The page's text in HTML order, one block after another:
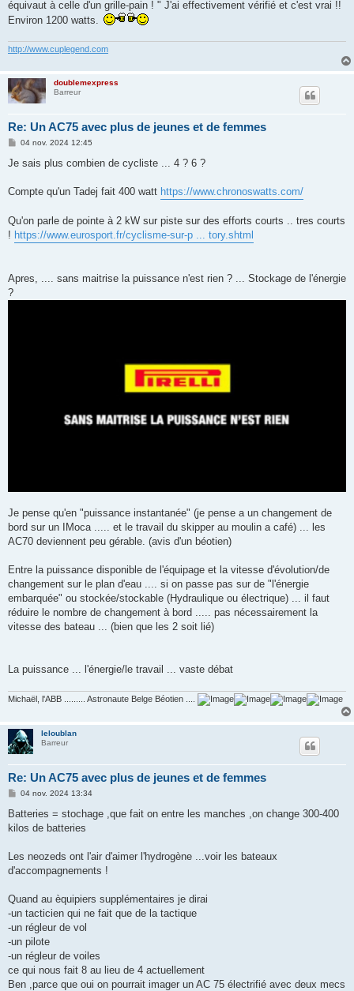
équivaut à celle d'un grille-pain ! " J'ai effectivement vérifié et c'est vrai !!
Environ 1200 watts.
http://www.cuplegend.com
doublemexpress
Barreur
Re: Un AC75 avec plus de jeunes et de femmes
M
s
g
04 nov. 2024 12:45
Je sais plus combien de cycliste ... 4 ? 6 ?
Compte qu'un Tadej fait 400 watt https://www.chronoswatts.com/
Qu'on parle de pointe à 2 kW sur piste sur des efforts courts .. tres courts
! https://www.eurosport.fr/cyclisme-sur-p ... tory.shtml
Apres, .... sans maitrise la puissance n'est rien ? ... Stockage de l'énergie
?
Je pense qu'en "puissance instantanée" (je pense a un changement de
bord sur un IMoca ..... et le travail du skipper au moulin a café) ... les
AC70 deviennent peu gérable. (avis d'un béotien)
Entre la puissance disponible de l'équipage et la vitesse d'évolution/de
changement sur le plan d'eau .... si on passe pas sur de "l'énergie
embarquée" ou stockée/stockable (Hydraulique ou électrique) ... il faut
réduire le nombre de changement à bord ..... pas nécessairement la
vitesse des bateau ... (bien que les 2 soit lié)
La puissance ... l'énergie/le travail ... vaste débat
Michaël, l'ABB ......... Astronaute Belge Béotien ....
leloublan
Barreur
Re: Un AC75 avec plus de jeunes et de femmes
M
s
a
04 nov. 2024 13:34
Batteries = stochage ,que fait on entre les manches ,on change 300-400
kilos de batteries
Les neozeds ont l'air d'aimer l'hydrogène ...voir les bateaux
d'accompagnements !
Quand au èquipiers supplémentaires je dirai
-un tacticien qui ne fait que de la tactique
-un régleur de vol
-un pilote
-un régleur de voiles
ce qui nous fait 8 au lieu de 4 actuellement
Ben ,parce que oui on pourrait imager un AC 75 électrifié avec deux mecs